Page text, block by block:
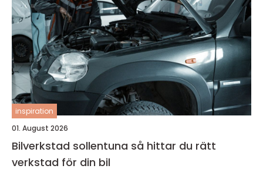
inspiration
01. August 2026
Bilverkstad sollentuna så hittar du rätt
verkstad för din bil